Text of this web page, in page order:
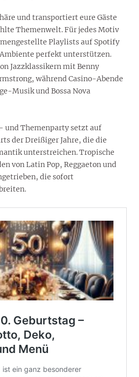
und transportiert eure Gäste
Themenwelt. Für jedes Motiv
Playlists auf Spotify
perfekt unterstützen.
Jazzklassikern mit Benny
während Casino-Abende
Musik und Bossa Nova
Themenparty setzt auf
der Dreißiger Jahre, die die
unterstreichen. Tropische
von Latin Pop, Reggaeton und
die sofort